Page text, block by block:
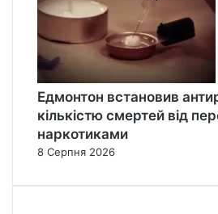
Едмонтон встановив
кількістю смертей від
наркотиками
8 Серпня 2026